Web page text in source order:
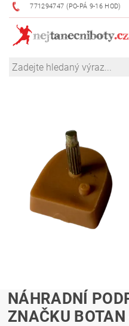
771294747 (PO-PÁ 9-16 HOD)
NÁHRADNÍ
ZNAČKU BOTAN